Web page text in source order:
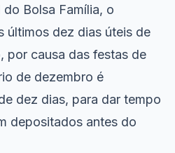
Bolsa Família, o
últimos dez dias úteis de
por causa das festas de
de dezembro é
dez dias, para dar tempo
depositados antes do